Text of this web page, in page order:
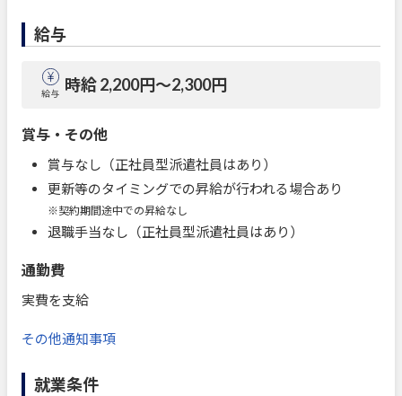
給与
給与 時給 2,200円〜2,300円
賞与・その他
賞与なし（正社員型派遣社員はあり）
更新等のタイミングでの昇給が行われる場合あり
※契約期間途中での昇給なし
退職手当なし（正社員型派遣社員はあり）
通勤費
実費を支給
その他通知事項
就業条件